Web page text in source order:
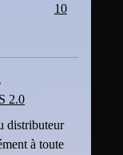
10
2.0
distributeur
à toute